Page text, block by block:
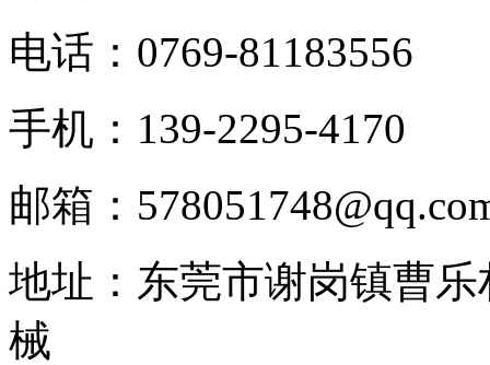
电话：0769-81183556
手机：139-2295-4170
邮箱：
地址：东莞市谢岗镇曹
械